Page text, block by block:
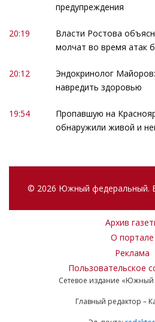
предупреждения
20:19
Власти Ростова
молчат во время атак
20:12
Эндокринолог
навредить здоровью
19:54
Пропавшую на
обнаружили живой и
© 2026 Южный федеральный.
Архив
О портале
Реклама
Пользовательское
Сетевое издание
Главный редактор –